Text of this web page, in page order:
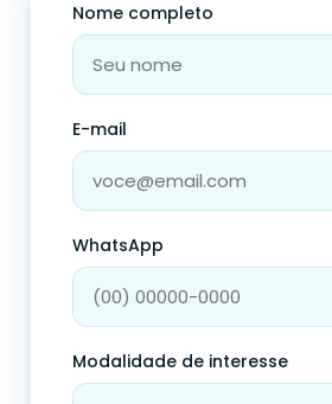
Nome completo
E-mail
WhatsApp
Modalidade de interesse